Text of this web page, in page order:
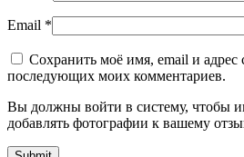
Email *
Сохранить моё имя, email и адрес
последующих моих комментариев.
Вы должны войти в систему, чтобы
добавлять фотографии к вашему